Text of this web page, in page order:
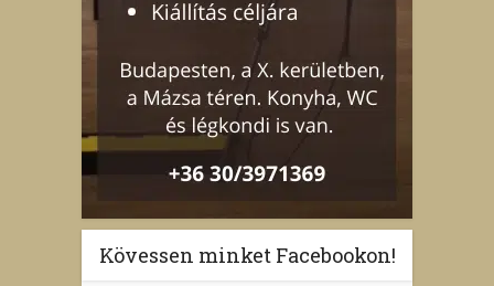
Kövessen minket Facebookon!